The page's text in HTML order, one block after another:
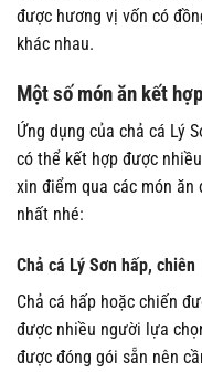
được hương vị vốn có
khác nhau.
Một số món ăn kết
Ứng dụng của chả cá Lý
có thể kết hợp được
xin điểm qua các món ăn
nhất nhé:
Chả cá Lý Sơn hấp, chiên
Chả cá hấp hoặc chiến
được nhiều người lựa
được đóng gói sẵn nên